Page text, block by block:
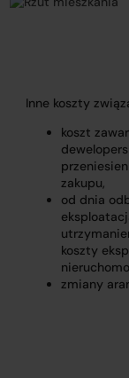
Inne koszty
koszt
zakupu,
od dnia
koszty
zmiany